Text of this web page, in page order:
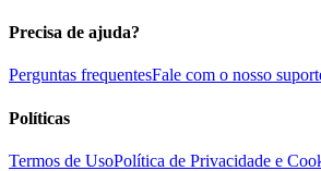
Precisa de ajuda?
Perguntas frequentesFale com o nosso
Políticas
Termos de UsoPolítica de Privacidade e